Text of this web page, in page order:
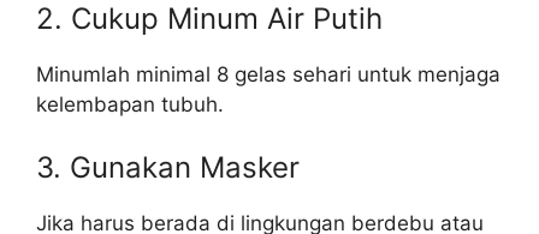
2. Cukup Minum Air Putih
Minumlah minimal 8 gelas sehari untuk menjaga
kelembapan tubuh.
3. Gunakan Masker
Jika harus berada di lingkungan berdebu atau